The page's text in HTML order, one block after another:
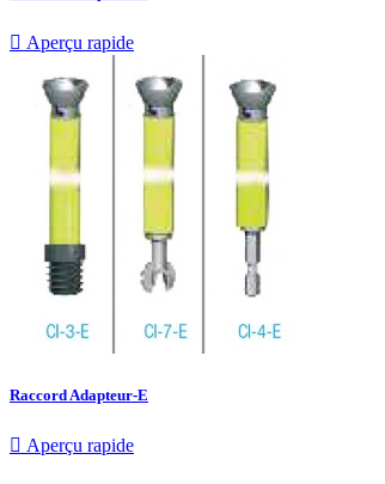
 Aperçu rapide
Raccord Adapteur-E
 Aperçu rapide